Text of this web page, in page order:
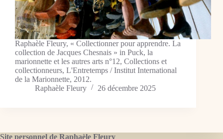
Raphaèle Fleury, « Collectionner pour apprendre. La
collection de Jacques Chesnais » in Puck, la
marionnette et les autres arts n°12, Collections et
collectionneurs, L'Entretemps / Institut International
de la Marionnette, 2012.
Raphaèle Fleury
26 décembre 2025
Site personnel de Raphaèle Fleury